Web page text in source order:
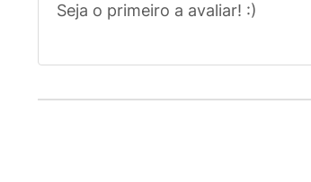
Seja o primeiro a avaliar! :)